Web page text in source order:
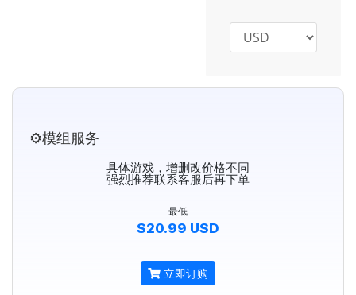
⚙️模组服务
具体游戏，增删改价格不同
强烈推荐联系客服后再下单
最低
$20.99 USD
立即订购